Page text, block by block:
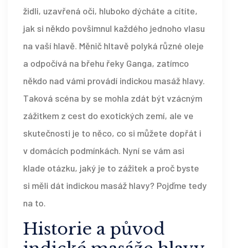
židli, uzavřená oči, hluboko dýcháte a cítíte,
jak si někdo povšimnul každého jednoho vlasu
na vaší hlavě. Měnič hltavě polyká různé oleje
a odpočívá na břehu řeky Ganga, zatímco
někdo nad vámi provádí indickou masáž hlavy.
Taková scéna by se mohla zdát být vzácným
zážitkem z cest do exotických zemí, ale ve
skutečnosti je to něco, co si můžete dopřát i
v domácích podmínkách. Nyní se vám asi
klade otázku, jaký je to zážitek a proč byste
si měli dát indickou masáž hlavy? Pojďme tedy
na to.
Historie a původ